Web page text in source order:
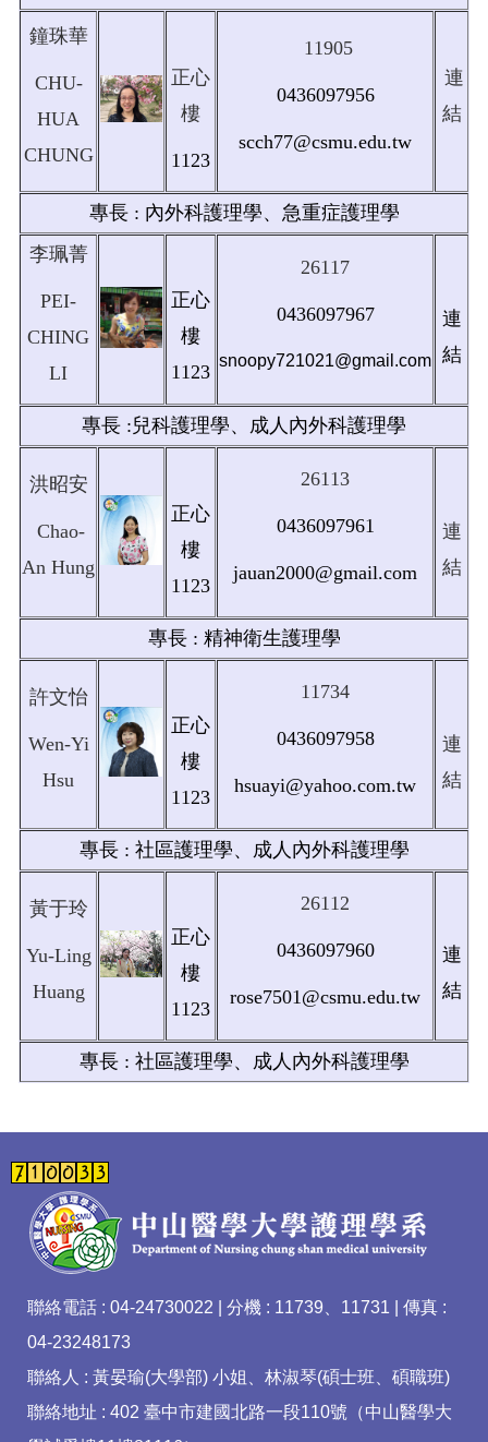
鐘珠華
CHU-
HUA
CHUNG
正心
樓
1123
11905
0436097956
scch77@csmu.edu.tw
連
結
專長 : 內外科護理學、急重症護理學
李珮菁
PEI-
CHING
LI
正心
樓
1123
26117
0436097967
snoopy721021@gmail.com
連
結
專長 :兒科護理學、成人內外科護理學
洪昭安
Chao-
An Hung
正心
樓
1123
26113
0436097961
jauan2000@gmail.com
連
結
專長 : 精神衛生護理學
許文怡
Wen-Yi
Hsu
正心
樓
1123
11734
0436097958
hsuayi@yahoo.com.tw
連
結
專長 : 社區護理學、成人內外科護理學
黃于玲
Yu-Ling
Huang
正心
樓
1123
26112
0436097960
rose7501@csmu.edu.tw
連
結
專長 : 社區護理學、成人內外科護理學
聯絡電話 : 04-24730022 | 分機 : 11739、11731 | 傳真 :
04-23248173
聯絡人 : 黃晏瑜(大學部) 小姐、林淑琴(碩士班、碩職班)
聯絡地址 : 402 臺中市建國北路一段110號（中山醫學大